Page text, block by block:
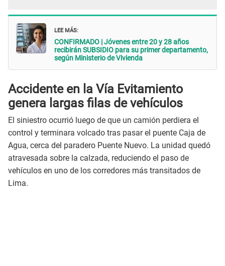
LEE MÁS:
CONFIRMADO | Jóvenes entre 20 y 28 años
recibirán SUBSIDIO para su primer departamento,
según Ministerio de Vivienda
Accidente en la Vía Evitamiento
genera largas filas de vehículos
El siniestro ocurrió luego de que un camión perdiera el
control y terminara volcado tras pasar el puente Caja de
Agua, cerca del paradero Puente Nuevo. La unidad quedó
atravesada sobre la calzada, reduciendo el paso de
vehículos en uno de los corredores más transitados de
Lima.